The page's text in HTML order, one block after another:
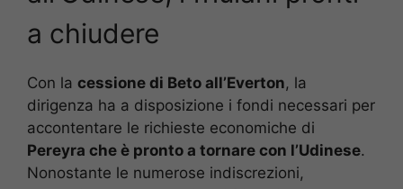
a chiudere
Con la cessione di Beto all’Everton, la
dirigenza ha a disposizione i fondi necessari per
accontentare le richieste economiche di
Pereyra che è pronto a tornare con l’Udinese.
Nonostante le numerose indiscrezioni,